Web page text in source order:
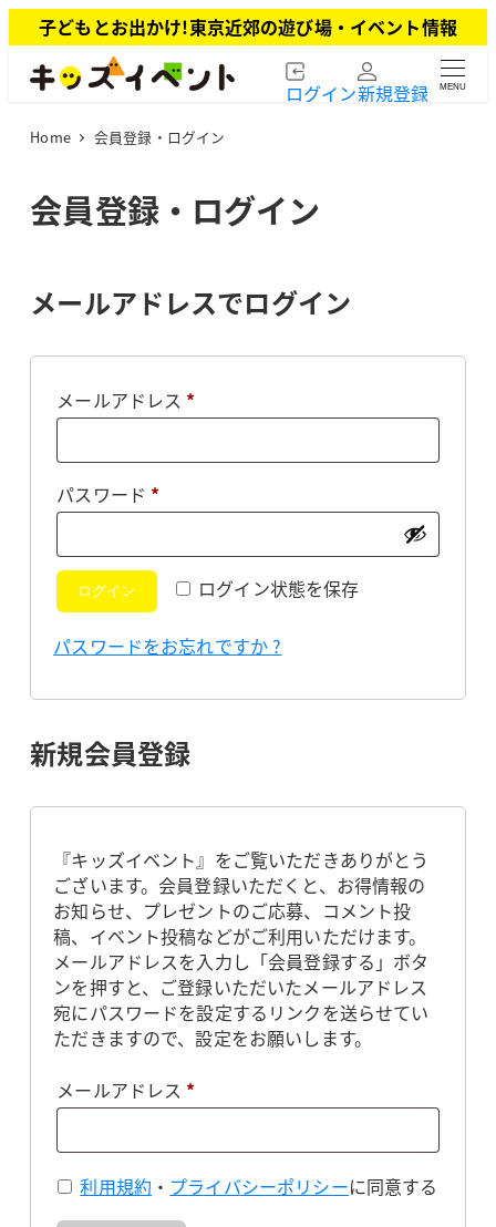
イ
子どもとお出かけ!東京近郊の遊び場・イベント情報
ログイン新規登録 MENU
Home 会員登録・ログイン
会員登録・ログイン
メールアドレスでログイン
メールアドレス *必
パスワード *必
ログイン状態を保存
ログイン
パスワードをお忘れですか ?
新規会員登録
『キッズイベント』をご覧いただきありがとう
ございます。会員登録いただくと、お得情報の
お知らせ、プレゼントのご応募、コメント投
稿、イベント投稿などがご利用いただけます。
メールアドレスを入力し「会員登録する」ボタ
ンを押すと、ご登録いただいたメールアドレス
宛にパスワードを設定するリンクを送らせてい
ただきますので、設定をお願いします。
メールアドレス *必
利用規約 ・ プライバシーポリシーに同意する